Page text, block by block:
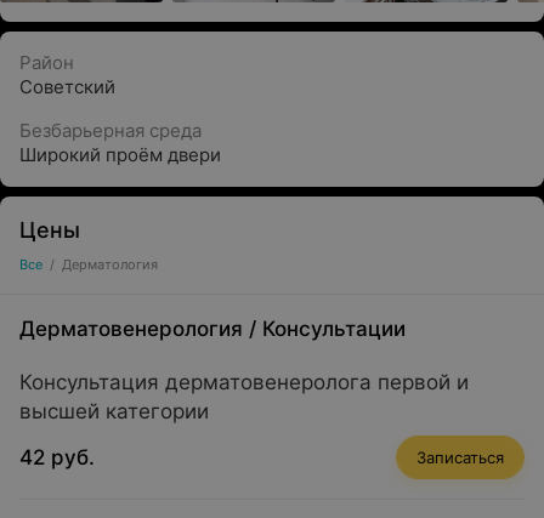
Район
Советский
Безбарьерная среда
Широкий проём двери
Цены
Все / Дерматология
Дерматовенерология / Консультации
Консультация дерматовенеролога первой и
высшей категории
42 руб.
Записаться